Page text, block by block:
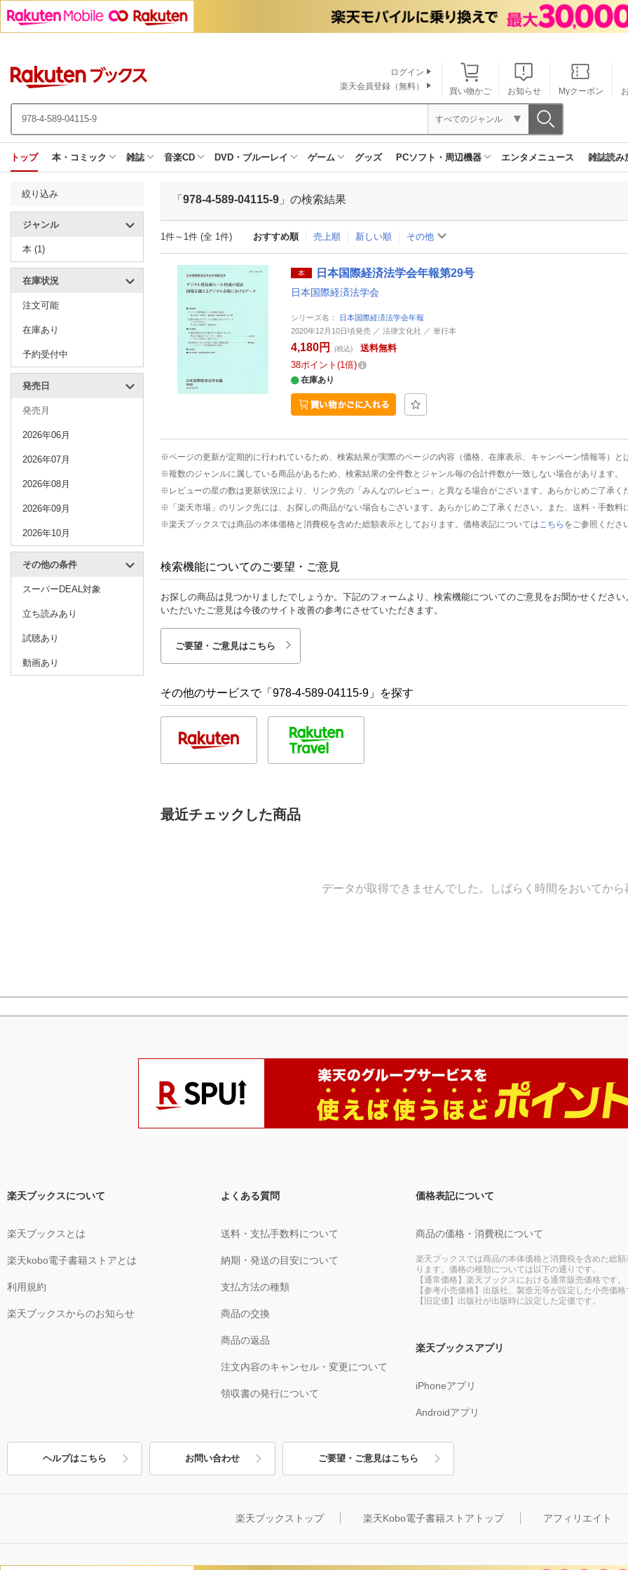
買い物かご お知らせ Myクーポン
ログイン
楽天会員登録（無料）
すべてのジャンル
トップ 本・コミック 雑誌 音楽CD DVD・ブルーレイ ゲーム グッズ PCソフト・周辺機器 エンタメニュース 雑誌読み
絞り込み
ジャンル
本 (1)
在庫状況
注文可能
在庫あり
予約受付中
発売日
発売月
2026年06月
2026年07月
2026年08月
2026年09月
2026年10月
その他の条件
スーパーDEAL対象
立ち読みあり
試聴あり
動画あり
「 978-4-589-04115-9 」の検索結果
1件～1件 (全 1件) おすすめ順 売上順 新しい順 その他
本 日本国際経済法学会年報第29号
日本国際経済法学会
シリーズ名： 日本国際経済法学会年報
2020年12月10日頃発売 ／ 法律文化社 ／ 単行本
4,180円 (税込)
送料無料
38ポイント 1倍
在庫あり
※ページの更新が定期的に行われているため、検索結果が実際のページの内容（価格、在庫表示、キャンペーン情報等）と
※複数のジャンルに属している商品があるため、検索結果の全件数とジャンル毎の合計件数が一致しない場合があります。
※レビューの星の数は更新状況により、リンク先の「みんなのレビュー」と異なる場合がございます。あらかじめご了承く
※「楽天市場」のリンク先には、お探しの商品がない場合もございます。あらかじめご了承ください。また、送料・手数料
※楽天ブックスでは商品の本体価格と消費税を含めた総額表示としております。価格表記については こちら をご参照くださ
検索機能についてのご要望・ご意見
お探しの商品は見つかりましたでしょうか。下記のフォームより、検索機能についてのご意見をお聞かせください
いただいたご意見は今後のサイト改善の参考にさせていただきます。
ご要望・ご意見はこちら
その他のサービスで「978-4-589-04115-9」を探す
最近チェックした商品
データが取得できませんでした。しばらく時間をおいてから
楽天ブックスについて
楽天ブックスとは
楽天kobo電子書籍ストアとは
利用規約
楽天ブックスからのお知らせ
よくある質問
送料・支払手数料について
納期・発送の目安について
支払方法の種類
商品の交換
商品の返品
注文内容のキャンセル・変更について
領収書の発行について
価格表記について
商品の価格・消費税について
楽天ブックスでは商品の本体価格と消費税を含めた総額
ります。価格の種類については以下の通りです。
【通常価格】楽天ブックスにおける通常販売価格です。
【参考小売価格】出版社、製造元等が設定した小売価格
【旧定価】出版社が出版時に設定した定価です。
楽天ブックスアプリ
iPhoneアプリ
Androidアプリ
ヘルプはこちら お問い合わせ ご要望・ご意見はこちら
楽天ブックストップ 楽天Kobo電子書籍ストアトップ アフィリエイト